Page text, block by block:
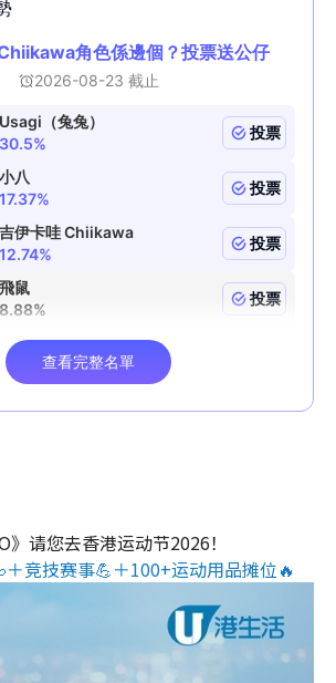
》请您去香港运动节2026！
竞技赛事💪＋100+运动用品摊位🔥